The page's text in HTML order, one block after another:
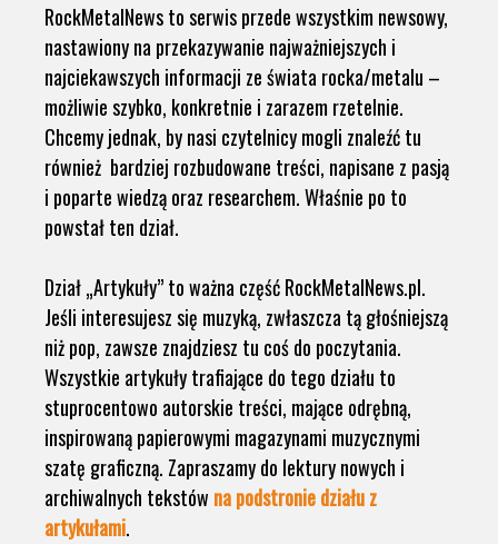
RockMetalNews to serwis przede wszystkim newsowy,
nastawiony na przekazywanie najważniejszych i
najciekawszych informacji ze świata rocka/metalu –
możliwie szybko, konkretnie i zarazem rzetelnie.
Chcemy jednak, by nasi czytelnicy mogli znaleźć tu
również bardziej rozbudowane treści, napisane z pasją
i poparte wiedzą oraz researchem. Właśnie po to
powstał ten dział.
Dział „Artykuły” to ważna część RockMetalNews.pl.
Jeśli interesujesz się muzyką, zwłaszcza tą głośniejszą
niż pop, zawsze znajdziesz tu coś do poczytania.
Wszystkie artykuły trafiające do tego działu to
stuprocentowo autorskie treści, mające odrębną,
inspirowaną papierowymi magazynami muzycznymi
szatę graficzną. Zapraszamy do lektury nowych i
archiwalnych tekstów na podstronie działu z
artykułami.